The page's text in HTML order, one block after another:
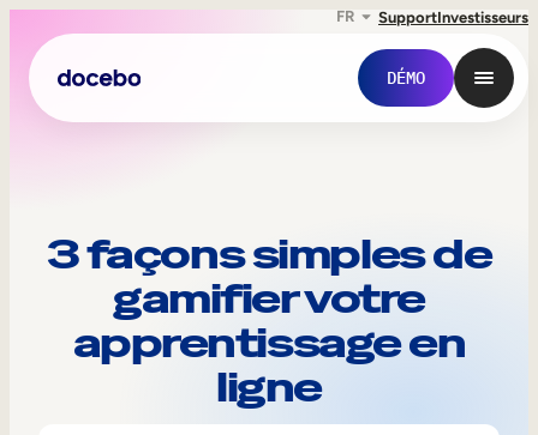
FR SupportInvestisseurs
DÉMO
3 façons simples de
gamifier votre
apprentissage en
ligne